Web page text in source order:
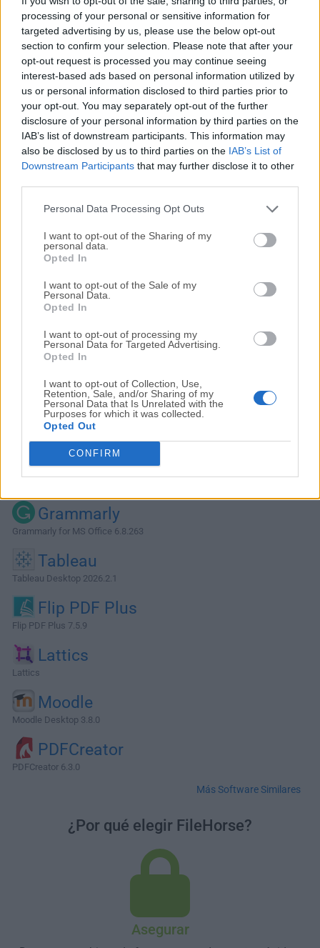
processing of your personal or sensitive information for
targeted advertising by us, please use the below opt-out
section to confirm your selection. Please note that after your
opt-out request is processed you may continue seeing
interest-based ads based on personal information utilized by
us or personal information disclosed to third parties prior to
your opt-out. You may separately opt-out of the further
disclosure of your personal information by third parties on the
IAB’s list of downstream participants. This information may
also be disclosed by us to third parties on the IAB’s List of
Downstream Participants that may further disclose it to other
Personal Data Processing Opt Outs
I want to opt-out of the Sharing of my
personal data.
Opted In
I want to opt-out of the Sale of my
Personal Data.
Opted In
I want to opt-out of processing my
Personal Data for Targeted Advertising.
Opted In
I want to opt-out of Collection, Use,
Retention, Sale, and/or Sharing of my
Personal Data that Is Unrelated with the
Purposes for which it was collected.
Opted Out
CONFIRM
aplicaciones de productividad de Microsoft Corporation.
Lanzado originalmente a principios de 2007, junto con la
disponibilidad minorista del sistema operativo Windows
Vista, logró atraer inmediatamente una gran atención de
los usuarios de Windows de todo el mundo que buscaban
una forma unificada de crear, gestionar y colaborar con sus
aplicaciones de productividad digital.Obtén un 15% de
descuento con el código promocional: FILEHORSE15Con
nuevas versiones de las famosas aplicaciones Word, Excel
y PowerPoint, Office 2007 logró mantener la posición de la
suite más utilizada del mundo para la gestión de
documentos en el hogar o el lugar d...Lee mas »
Grammarly
Grammarly for MS Office 6.8.263
Tableau
Tableau Desktop 2026.2.1
Flip PDF Plus
Flip PDF Plus 7.5.9
Lattics
Lattics
Moodle
Moodle Desktop 3.8.0
PDFCreator
PDFCreator 6.3.0
Más Software Similares
¿Por qué elegir FileHorse?
Asegurar